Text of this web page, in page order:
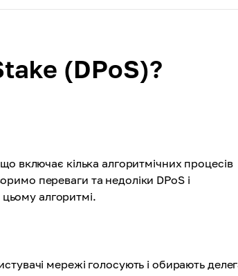
(DPoS)?
включає кілька алгоритмічних процесів
переваги та недоліки DPoS і
алгоритмі.
мережі голосують і обирають